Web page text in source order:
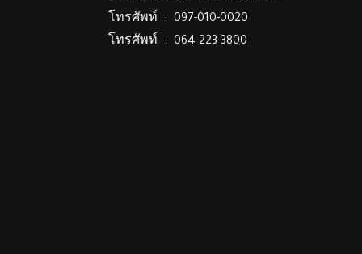
โทรศัพท์ : 097-010-0020
โทรศัพท์ : 064-223-3800